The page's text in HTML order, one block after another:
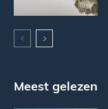
Meest gelezen